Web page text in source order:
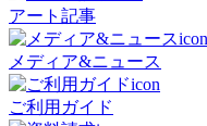
アート記事
メディア&ニュース
ご利用ガイド